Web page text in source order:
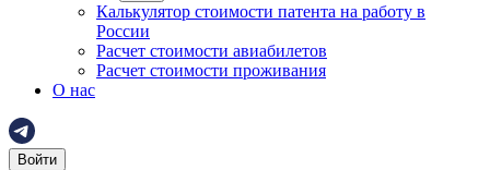
Калькулятор стоимости патента на работу в
России
Расчет стоимости авиабилетов
Расчет стоимости проживания
О нас
Войти